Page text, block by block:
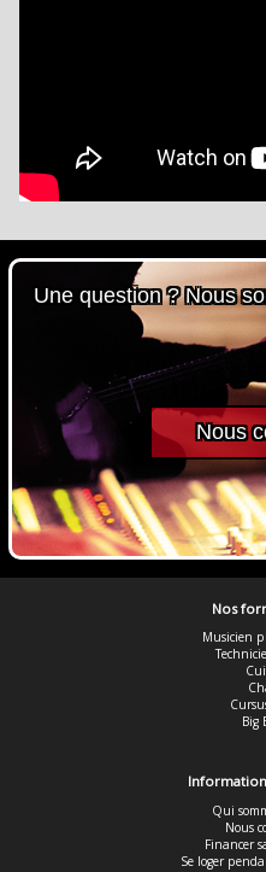
Une question ? Nous
Nous
Nos
Musicien
Big
Qui
Nous
Financer
Se loger